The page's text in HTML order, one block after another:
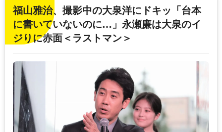
福山雅治、撮影中の大泉洋にドキッ「台本
に書いていないのに…」永瀬廉は大泉のイ
ジりに赤面＜ラストマン＞